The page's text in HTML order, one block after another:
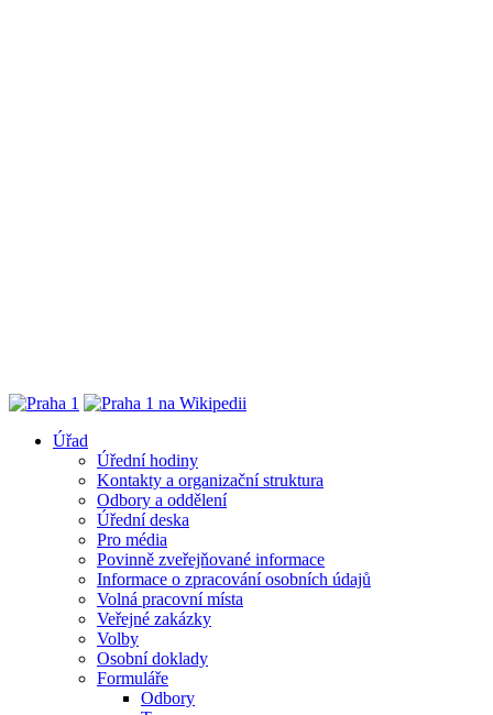
Úřad
Úřední hodiny
Kontakty a organizační struktura
Odbory a oddělení
Úřední deska
Pro média
Povinně zveřejňované informace
Informace o zpracování osobních údajů
Volná pracovní místa
Veřejné zakázky
Volby
Osobní doklady
Formuláře
Odbory